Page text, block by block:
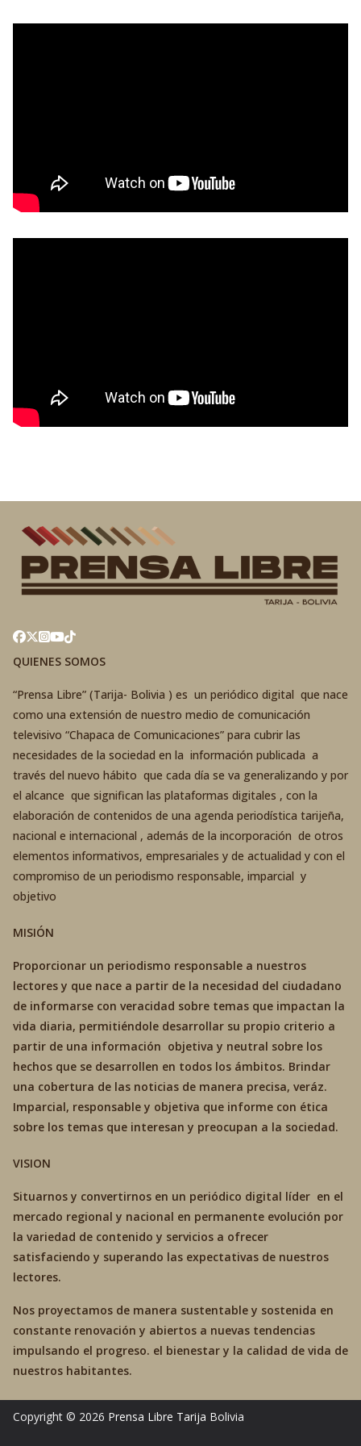
QUIENES SOMOS
“Prensa Libre” (Tarija- Bolivia ) es un periódico digital que nace
como una extensión de nuestro medio de comunicación
televisivo “Chapaca de Comunicaciones” para cubrir las
necesidades de la sociedad en la información publicada a
través del nuevo hábito que cada día se va generalizando y por
el alcance que significan las plataformas digitales , con la
elaboración de contenidos de una agenda periodística tarijeña,
nacional e internacional , además de la incorporación de otros
elementos informativos, empresariales y de actualidad y con el
compromiso de un periodismo responsable, imparcial y
objetivo
MISIÓN
Proporcionar un periodismo responsable a nuestros
lectores y que nace a partir de la necesidad del ciudadano
de informarse con veracidad sobre temas que impactan la
vida diaria, permitiéndole desarrollar su propio criterio a
partir de una información objetiva y neutral sobre los
hechos que se desarrollen en todos los ámbitos. Brindar
una cobertura de las noticias de manera precisa, veráz.
Imparcial, responsable y objetiva que informe con ética
sobre los temas que interesan y preocupan a la sociedad.
VISION
Situarnos y convertirnos en un periódico digital líder en el
mercado regional y nacional en permanente evolución por
la variedad de contenido y servicios a ofrecer
satisfaciendo y superando las expectativas de nuestros
lectores.
Nos proyectamos de manera sustentable y sostenida en
constante renovación y abiertos a nuevas tendencias
impulsando el progreso. el bienestar y la calidad de vida de
nuestros habitantes.
Copyright © 2026 Prensa Libre Tarija Bolivia